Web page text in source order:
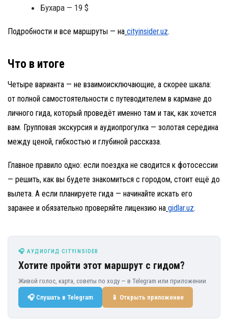
Бухара — 19 $
Подробности и все маршруты — на cityinsider.uz.
Что в итоге
Четыре варианта — не взаимоисключающие, а скорее шкала:
от полной самостоятельности с путеводителем в кармане до
личного гида, который проведёт именно там и так, как хочется
вам. Групповая экскурсия и аудиопрогулка — золотая середина
между ценой, гибкостью и глубиной рассказа.
Главное правило одно: если поездка не сводится к фотосессии
— решить, как вы будете знакомиться с городом, стоит ещё до
вылета. А если планируете гида — начинайте искать его
заранее и обязательно проверяйте лицензию на gidlar.uz.
🎧 АУДИОГИД CITYINSIDER
Хотите пройти этот маршрут с гидом?
Живой голос, карта, советы по ходу — в Telegram или приложении
🎧 Слушать в Telegram 📱 Открыть приложение